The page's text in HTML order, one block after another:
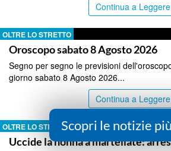
Continua a Leggere
OLTRE LO STRETTO
Oroscopo sabato 8 Agosto 2026
Segno per segno le previsioni
giorno sabato 8 Agosto 2026...
Continua a Leggere
OLTRE LO STRETTO
Uccide la nonna a martellate:
Scopri le notizie